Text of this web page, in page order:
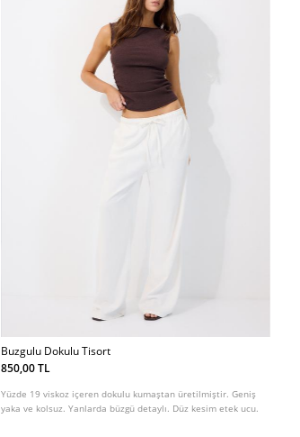
Buzgulu Dokulu Tisort
850,00 TL
Yüzde 19 viskoz içeren dokulu kumaştan üretilmiştir. Geniş
yaka ve kolsuz. Yanlarda büzgü detaylı. Düz kesim etek ucu.